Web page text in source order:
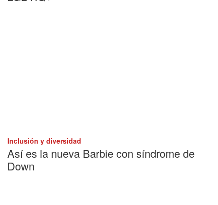
Inclusión y diversidad
Así es la nueva Barbie con síndrome de
Down